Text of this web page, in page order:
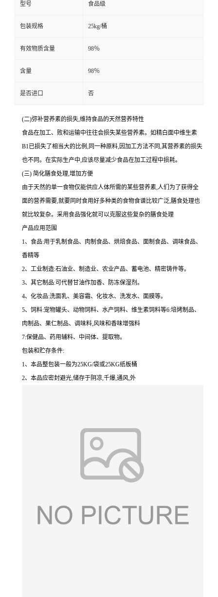
型号 食品级
包装规格 25kg/桶
有效物质含量 98％
含量 98％
是否进口 否
(二)弥补营养素的损失,维持食品的天然营养特性
食品在加工、败和运输中往往会损失某些营养素。如精白面中维生素
B1已损失了相当大的比例,同一种原料,因加工方法不同,其营养素的损失
也不同。在实际生产中,应该尽量减少食品在加工过程中损耗。
(三) 简化膳食处理,增加方便
由于天然的单一食物仅能供应人体所需的某些营养素,人们为了获得全
面的营养需要,就要同时食用好多种类的食物食谱比较广泛,膳食处理也
就比较复杂。采用食品强化就可以克服这些复杂的膳食处理
产品应用范围
1、食品:用于乳制食品、肉制食品、烘焙食品、面制食品、调味食品、
香精等
2、工业制造:石油业、制造业、农业产品、蓄电池、精密铸件等。
3、其它制品:可代替甘油作加香、防冻保湿剂。
4、化妆品:洗面乳、美容霜、化妆水、洗发水、面膜等。
5、饲料:宠物罐头、动物饲料、水产饲料、维生素饲料等6:培烤制品、
肉制品、果仁制品、调味料,风味和香味增强料
7:保健品、药用辅料、中间体、提取物。
包装和贮存条件:
1、本品整包装一般为25KG/袋或25KG纸板桶
2、本品应密封避光,储存于阴凉,千爆,通风,外